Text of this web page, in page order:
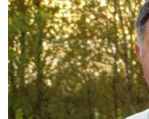
Дзяржава
Дыскрымінацыя
Затрыманьні
Карная псыхіятрыя